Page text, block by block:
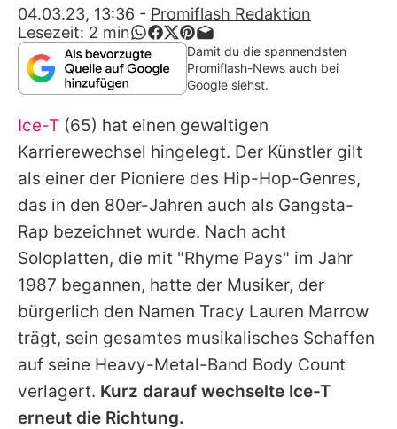
App runterladen
Team
Redaktionelle Richtlinien
Impressum
Datenschutzerklärung
Nutzungsbedingungen
Utiq verwalten
04.03.23, 13:36 - Promiflash Redaktion
Lesezeit: 2 min
Damit du die spannendsten
Promiflash-News auch bei
Google siehst.
Ice-T (65) hat einen gewaltigen
Karrierewechsel hingelegt. Der Künstler gilt
als einer der Pioniere des Hip-Hop-Genres,
das in den 80er-Jahren auch als Gangsta-
Rap bezeichnet wurde. Nach acht
Soloplatten, die mit "Rhyme Pays" im Jahr
1987 begannen, hatte der Musiker, der
bürgerlich den Namen Tracy Lauren Marrow
trägt, sein gesamtes musikalisches Schaffen
auf seine Heavy-Metal-Band Body Count
verlagert. Kurz darauf wechselte Ice-T
erneut die Richtung.